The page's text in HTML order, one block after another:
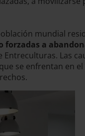
mundial
forzadas a
Las
se enfrentan en